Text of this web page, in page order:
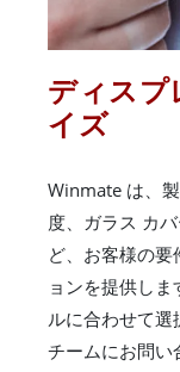
ディスプ
イズ
Winmate は、
度、ガラス カ
ど、お客様の
ョンを提供し
ルに合わせて
チームにお問い